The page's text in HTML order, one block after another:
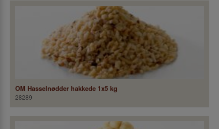
OM Hasselnødder hakkede 1x5 kg
28289